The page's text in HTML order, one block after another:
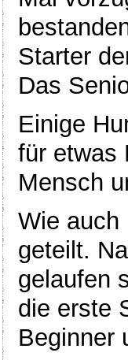
Starter
Das
Einige
für etwas
Mensch
Wie auch
geteilt.
gelaufen
die erste
Beginner